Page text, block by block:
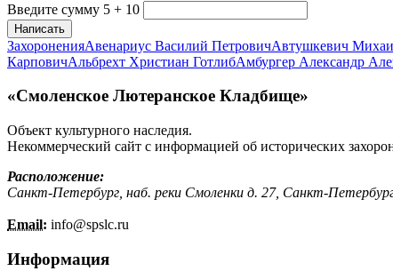
Введите сумму 5 + 10
Написать
ЗахороненияАвенариус Василий ПетровичАвтушкевич
КарповичАльбрехт Христиан ГотлибАмбургер Александр
«Смоленское Лютеранское Кладбище»
Объект культурного наследия.
Некоммерческий сайт с информацией об исторических
Расположение:
Санкт-Петербург, наб. реки Смоленки д. 27, Санкт-
Email: info@spslc.ru
Информация